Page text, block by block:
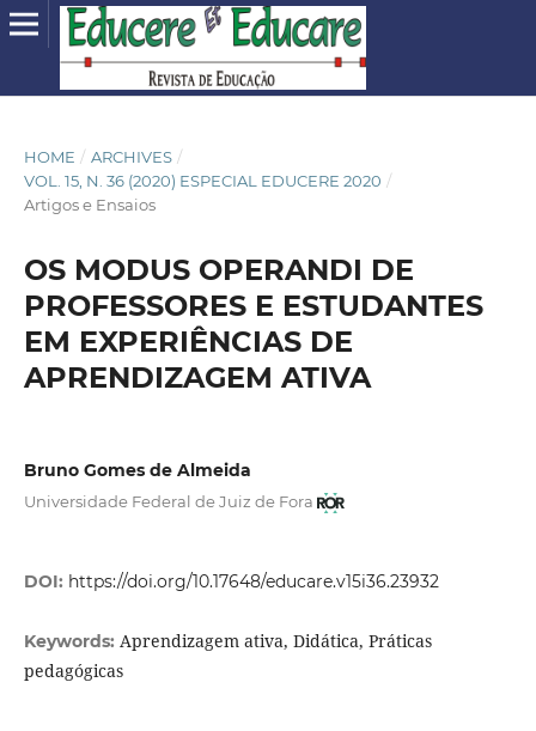
HOME / ARCHIVES /
VOL. 15, N. 36 (2020) ESPECIAL EDUCERE 2020 /
Artigos e Ensaios
OS MODUS OPERANDI DE
PROFESSORES E ESTUDANTES
EM EXPERIÊNCIAS DE
APRENDIZAGEM ATIVA
Bruno Gomes de Almeida
Universidade Federal de Juiz de Fora
DOI: https://doi.org/10.17648/educare.v15i36.23932
Keywords: Aprendizagem ativa, Didática, Práticas
pedagógicas